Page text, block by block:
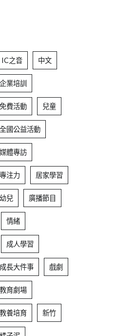
IC之音 中文
企業培訓
免費活動 兒童
全國公益活動
媒體專訪
專注力 居家學習
幼兒 廣播節目
情緒
成人學習
成長大件事 戲劇
教育劇場
教養培育 新竹